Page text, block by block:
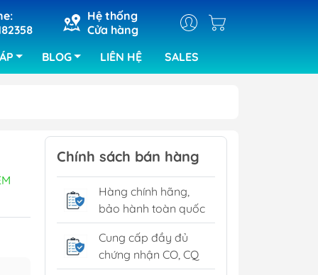
Hệ thống
Cửa hàng
lỗi bo
Máy cắt khắc laser
Máy hàn chip set
BLOG LIÊN HỆ SALES
Chính sách bán hàng
Hàng chính hãng,
bảo hành toàn quốc
Cung cấp đầy đủ
chứng nhận CO, CQ